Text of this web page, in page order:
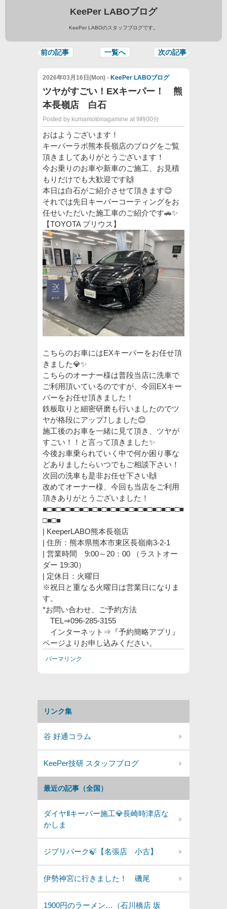
KeePer LABOブログ
KeePer LABOのスタッフブログです。
前の記事 一覧へ 次の記事
2026年03月16日(Mon) - KeePer LABOブログ
ツヤがすごい！EXキーパー！ 熊
本長嶺店 白石
Posted by kumamotonagamine at 9時00分
おはようございます！
キーパーラボ熊本長嶺店のブログをご覧
頂きましてありがとうございます！
今お乗りのお車や新車のご施工、お見積
もりだけでも大歓迎です🙌
本日は白石がご紹介させて頂きます😊
それでは先日キーパーコーティングをお
任せいただいた施工車のご紹介です🚗✨
【TOYOTA プリウス】
こちらのお車にはEXキーパーをお任せ頂
きました💎✨
こちらのオーナー様は普段当店に洗車で
ご利用頂いているのですが、今回EXキー
パーをお任せ頂きました！
鉄板取りと細密研磨も行いましたのでツ
ヤが格段にアップ⤴️しました😊
施工後のお車を一緒に見て頂き、ツヤが
すごい！！と言って頂きました✨
今後お車乗られていく中で何か困り事な
どありましたらいつでもご相談下さい！
次回の洗車も是非お任せ下さい🙌
改めてオーナー様、今回も当店をご利用
頂きありがとうございました！
■□■□■□■□■□■□■□■□■□■□■□■□■□■□■□■
□■□■
| KeeperLABO熊本長嶺店
| 住所：熊本県熊本市東区長嶺南3-2-1
| 営業時間 9:00～20：00 （ラストオー
ダー 19:30）
| 定休日：火曜日
※祝日と重なる火曜日は営業日になりま
す。
*お問い合わせ、ご予約方法
TEL⇒096-285-3155
インターネット⇒『予約簡略アプリ』
ページよりお申し込みください。
パーマリンク
最近の記事（全国）
ダイヤⅡキーパー施工💎長崎時津店な
かしま
ジブリパーク🍃【名張店 小古】
伊勢神宮に行きました！ 磯尾
1900円のラーメン…（石川橋店 坂
リンク集
谷 好通コラム
KeePer技研 スタッフブログ